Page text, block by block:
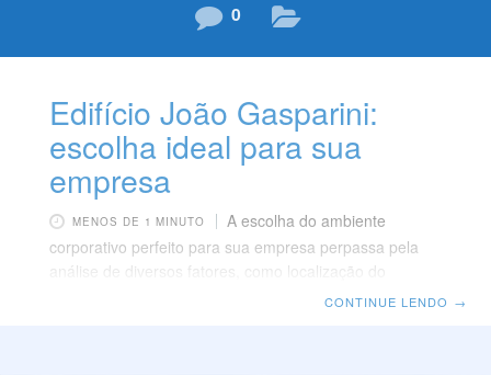
0
Edifício João Gasparini:
escolha ideal para sua
empresa
MENOS DE 1 MINUTO
A escolha do ambiente
corporativo perfeito para sua empresa perpassa pela
análise de diversos fatores, como localização do
edifício, segurança, expertise e confiabilidade daCONTINUE LENDO →